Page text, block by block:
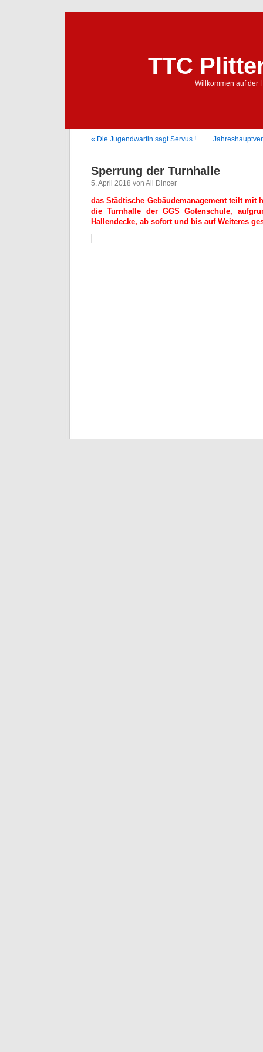
TTC
Willkommen auf der
« Die Jugendwartin sagt Servus !
Sperrung der Turnhalle
5. April 2018 von Ali Dincer
das Städtische Gebäudemanagement teilt mit
die Turnhalle der GGS Gotenschule,
Hallendecke, ab sofort und bis auf Weiteres